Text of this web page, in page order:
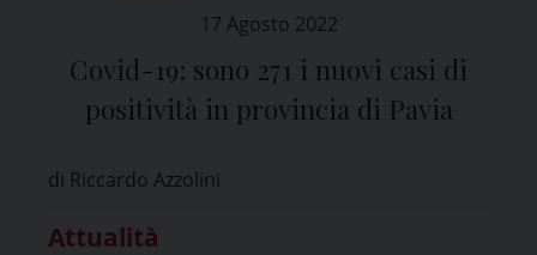
17 Agosto 2022
Covid-19: sono 271 i nuovi casi di
positività in provincia di Pavia
di Riccardo Azzolini
Attualità